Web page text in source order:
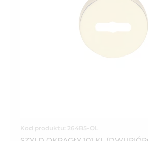
Kod produktu: 264B5-OL